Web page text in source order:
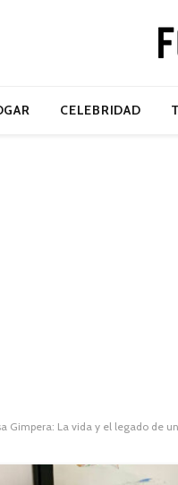
CELEBRIDAD
Gimpera: La vida y el legado de